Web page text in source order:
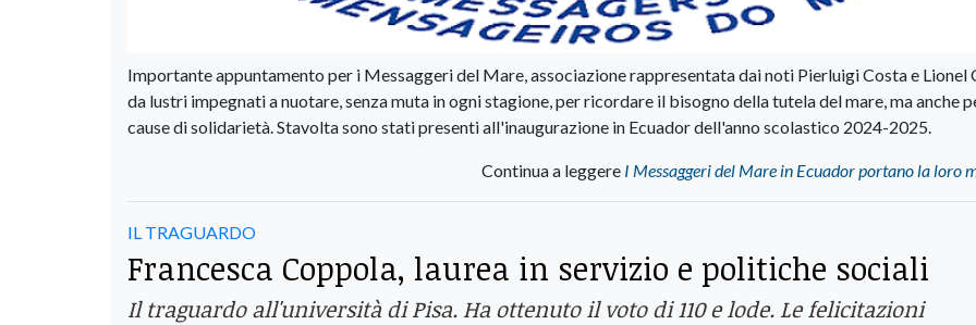
Importante appuntamento per i Messaggeri del Mare, associazione rappresentata dai noti Pierluigi Costa e Lionel
da lustri impegnati a nuotare, senza muta in ogni stagione, per ricordare il bisogno della tutela del mare, ma anche
cause di solidarietà. Stavolta sono stati presenti all'inaugurazione in Ecuador dell'anno scolastico 2024-2025.
Continua a leggere I Messaggeri del Mare in Ecuador portano la loro
IL TRAGUARDO
Francesca Coppola, laurea in servizio e politiche sociali
Il traguardo all'università di Pisa. Ha ottenuto il voto di 110 e lode. Le felicitazioni